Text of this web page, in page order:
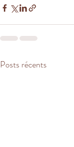
Posts récents